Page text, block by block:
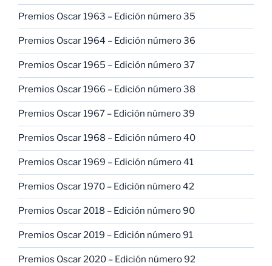
Premios Oscar 1963 – Edición número 35
Premios Oscar 1964 – Edición número 36
Premios Oscar 1965 – Edición número 37
Premios Oscar 1966 – Edición número 38
Premios Oscar 1967 – Edición número 39
Premios Oscar 1968 – Edición número 40
Premios Oscar 1969 – Edición número 41
Premios Oscar 1970 – Edición número 42
Premios Oscar 2018 – Edición número 90
Premios Oscar 2019 – Edición número 91
Premios Oscar 2020 – Edición número 92